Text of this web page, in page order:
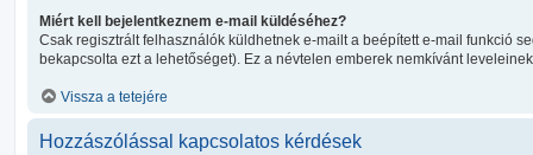
Miért kell bejelentkeznem e-mail küldéséhez?
Csak regisztrált felhasználók küldhetnek e-mailt a beépített e-mail funkció
bekapcsolta ezt a lehetőséget). Ez a névtelen emberek nemkívánt
Vissza a tetejére
Hozzászólással kapcsolatos kérdések